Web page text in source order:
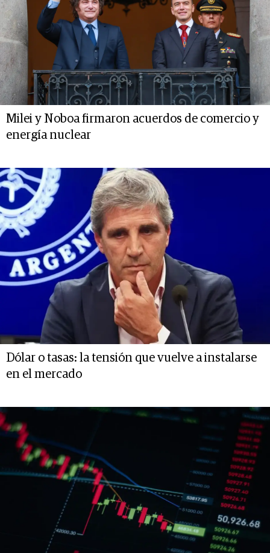
Milei y Noboa firmaron acuerdos de comercio y
energía nuclear
Dólar o tasas: la tensión que vuelve a instalarse
en el mercado